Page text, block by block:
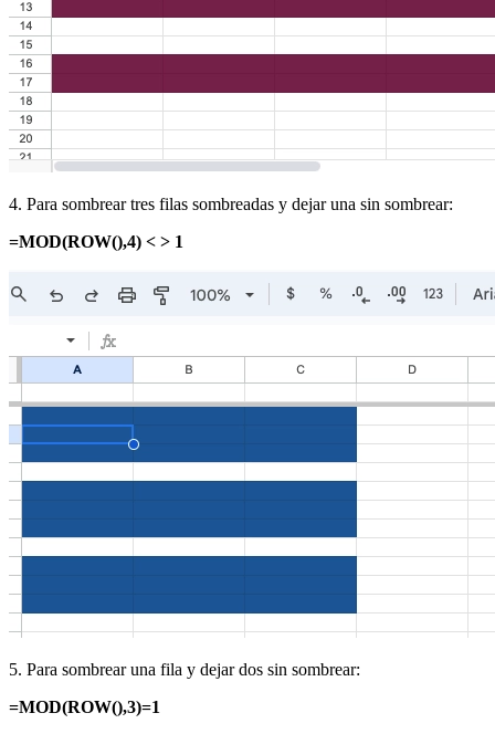
4. Para sombrear tres filas sombreadas y dejar una sin sombrear:
=MOD(ROW(),4) < > 1
5. Para sombrear una fila y dejar dos sin sombrear:
=MOD(ROW(),3)=1